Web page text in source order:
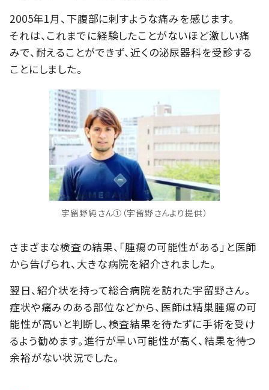
2005年1月、下腹部に刺すような痛みを感じます。
それは、これまでに経験したことがないほど激しい痛
みで、耐えることができず、近くの泌尿器科を受診する
ことにしました。
宇留野純さん①（宇留野さんより提供）
さまざまな検査の結果、「腫瘍の可能性がある」と医師
から告げられ、大きな病院を紹介されました。
翌日、紹介状を持って総合病院を訪れた宇留野さん。
症状や痛みのある部位などから、医師は精巣腫瘍の可
能性が高いと判断し、検査結果を待たずに手術を受け
るよう勧めます。進行が早い可能性が高く、結果を待つ
余裕がない状況でした。